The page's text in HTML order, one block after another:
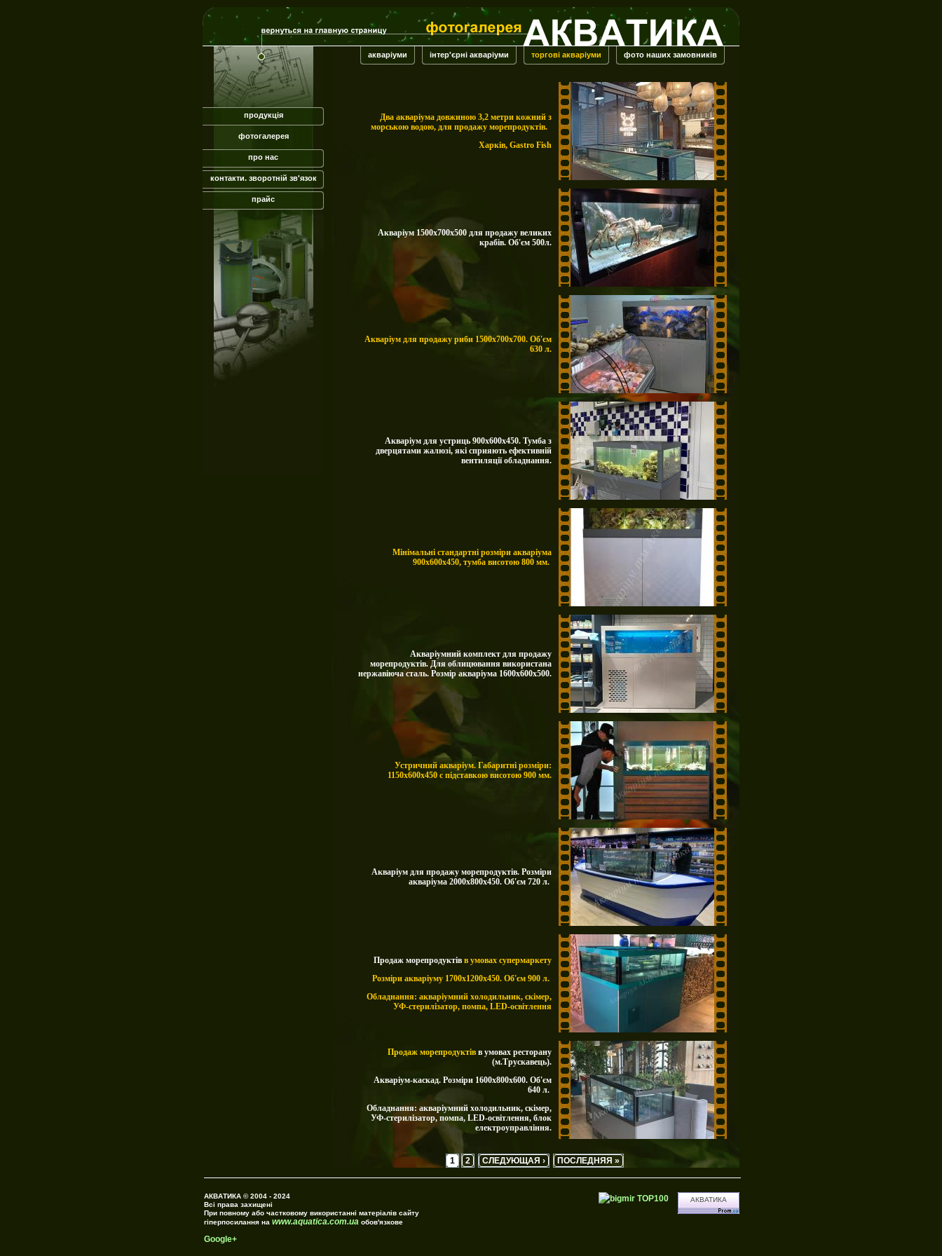
продукція
фотогалерея
про нас
контакти. зворотній зв'язок
прайс
фото наших замовників
торгові акваріуми
інтер'єрні акваріуми
акваріуми
Два акваріума довжиною 3,2 метри кожний з
морською водою, для продажу морепродуктів.
Харків, Gastro Fish
Акваріум 1500х700х500 для продажу великих
крабів. Об'єм 500л.
Акваріум для продажу риби 1500х700х700. Об'єм
630 л.
Акваріум для устриць 900х600х450. Тумба з
дверцятами жалюзі, які сприяють ефективній
вентиляції обладнання.
Мінімальні стандартні розміри акваріума
900х600х450, тумба висотою 800 мм.
Акваріумний комплект для продажу
морепродуктів. Для облицювання використана
нержавіюча сталь. Розмір акваріума 1600х600х500.
Устричний акваріум. Габаритні розміри:
1150х600х450 с підставкою висотою 900 мм.
Акваріум для продажу морепродуктів. Розміри
акваріума 2000х800х450. Об'єм 720 л.
Продаж морепродуктів в умовах супермаркету
Розміри акваріуму 1700х1200х450. Об'єм 900 л.
Обладнання: акваріумний холодильник, скімер,
УФ-стерилізатор, помпа, LED-освітлення
Продаж морепродуктів в умовах ресторану
(м.Трускавець).
Акваріум-каскад. Розміри 1600х800х600. Об'єм
640 л.
Обладнання: акваріумний холодильник, скімер,
УФ-стерилізатор, помпа, LED-освітлення, блок
електроуправління.
1 2 СЛЕДУЮЩАЯ › ПОСЛЕДНЯЯ »
АКВАТИКА © 2004 - 2024
Всі права захищені
При повному або частковому використанні матеріалів сайту
гіперпосилання на www.aquatica.com.ua обов'язкове
Google+
АКВАТИКА